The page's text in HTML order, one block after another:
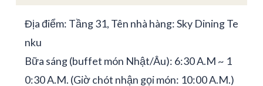
Địa điểm: Tầng 31, Tên nhà hàng: Sky Dining Te
nku
Bữa sáng (buffet món Nhật/Âu): 6:30 A.M ~ 1
0:30 A.M. (Giờ chót nhận gọi món: 10:00 A.M.)